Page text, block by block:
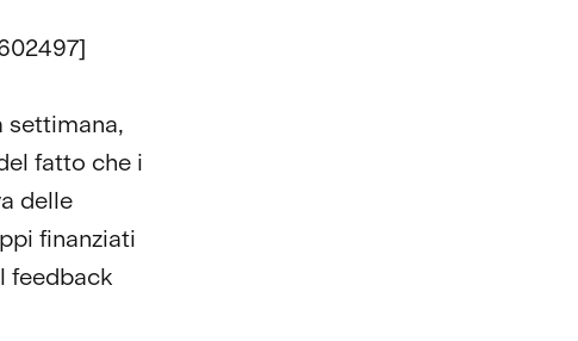
settimana,
fatto che i
delle
finanziati
feedback